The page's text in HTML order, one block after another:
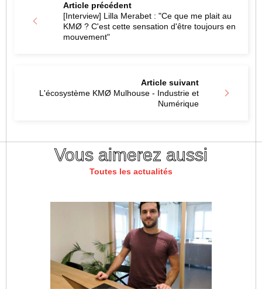
Article précédent
[Interview] Lilla Merabet : "Ce que me plait au
KMØ ? C'est cette sensation d'être toujours en
mouvement"
Article suivant
L'écosystème KMØ Mulhouse - Industrie et
Numérique
Vous aimerez aussi
Toutes les actualités